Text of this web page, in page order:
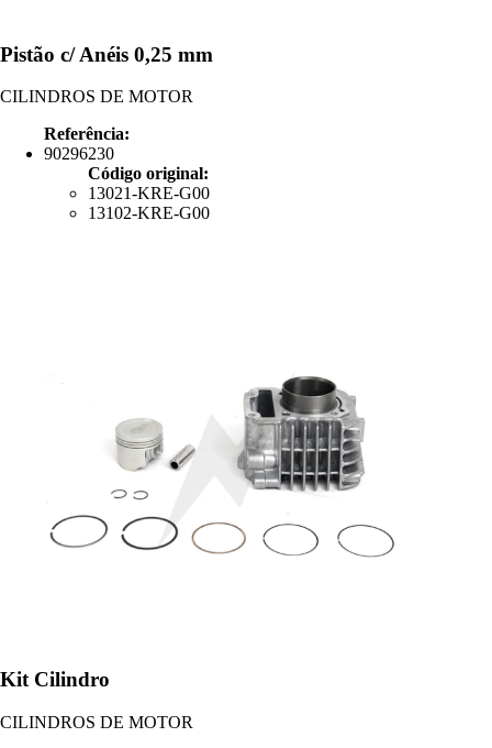
Pistão c/ Anéis 0,25 mm
CILINDROS DE MOTOR
Referência:
90296230
Código original:
13021-KRE-G00
13102-KRE-G00
Kit Cilindro
CILINDROS DE MOTOR